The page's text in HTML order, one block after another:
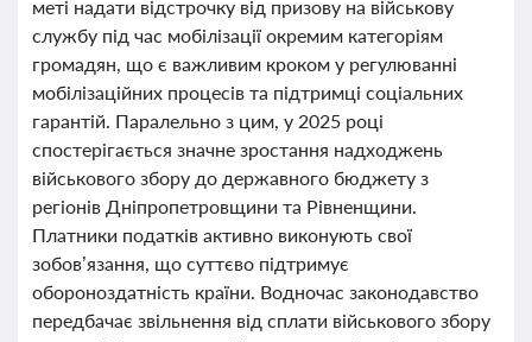
меті надати відстрочку від призову на військову
службу під час мобілізації окремим категоріям
громадян, що є важливим кроком у регулюванні
мобілізаційних процесів та підтримці соціальних
гарантій. Паралельно з цим, у 2025 році
спостерігається значне зростання надходжень
військового збору до державного бюджету з
регіонів Дніпропетровщини та Рівненщини.
Платники податків активно виконують свої
зобов’язання, що суттєво підтримує
обороноздатність країни. Водночас законодавство
передбачає звільнення від сплати військового збору